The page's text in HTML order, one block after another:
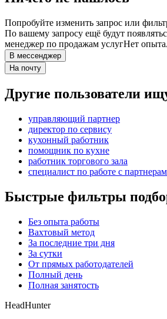
Попробуйте изменить запрос или
По вашему запросу ещё будут
менеджер по продажам услугНет опыта
В мессенджер
На почту
Другие пользователи
управляющий партнер
директор по сервису
кухонный работник
помощник по кухне
работник торгового зала
специалист по работе с
Быстрые фильтры
Без опыта работы
Вахтовый метод
За последние три дня
За сутки
От прямых работодателей
Полный день
Полная занятость
HeadHunter